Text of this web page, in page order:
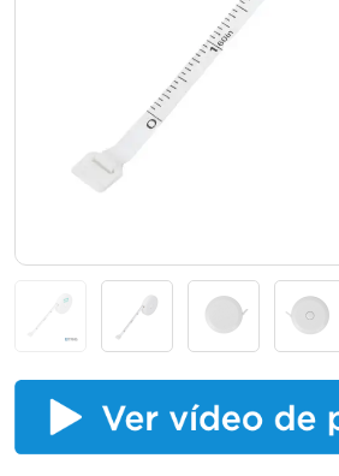
Catálogos